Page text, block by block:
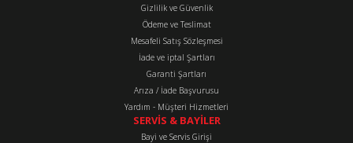
Gizlilik ve Güvenlik
Ödeme ve Teslimat
Mesafeli Satış Sözleşmesi
İade ve iptal Şartları
Garanti Şartları
Arıza / İade Başvurusu
Yardım - Müşteri Hizmetleri
SERVİS & BAYİLER
Bayi ve Servis Girişi